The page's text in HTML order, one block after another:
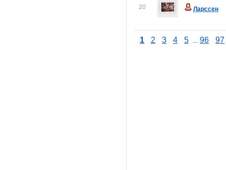
20 Ларссен
1 2 3 4 5 ... 96 97